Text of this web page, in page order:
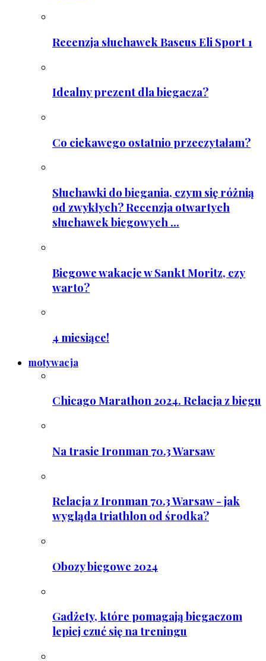
Recenzja słuchawek Baseus Eli Sport 1
Idealny prezent dla biegacza?
Co ciekawego ostatnio przeczytałam?
Słuchawki do biegania, czym się różnią
od zwykłych? Recenzja otwartych
słuchawek biegowych ...
Biegowe wakacje w Sankt Moritz, czy
warto?
4 miesiące!
motywacja
Chicago Marathon 2024. Relacja z biegu
Na trasie Ironman 70.3 Warsaw
Relacja z Ironman 70.3 Warsaw - jak
wygląda triathlon od środka?
Obozy biegowe 2024
Gadżety, które pomagają biegaczom
lepiej czuć się na treningu